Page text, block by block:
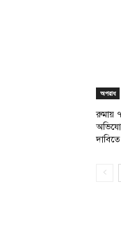
অপরাধ
রুমায়